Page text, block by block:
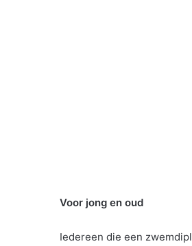
Voor jong en oud
Iedereen die een